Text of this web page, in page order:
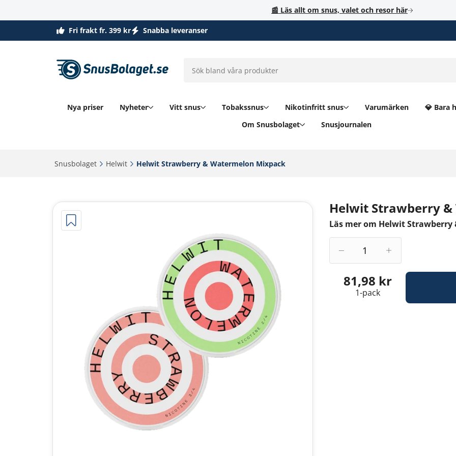
📰 Läs allt om snus, valet och resor här
Fri frakt fr. 399 kr Snabba leveranser
Nya priser Nyheter Vitt snus Tobakssnus Nikotinfritt snus Varumärken
💎 Bara
Om Snusbolaget
Snusjournalen
Snusbolaget‎ Helwit‎ Helwit Strawberry & Watermelon Mixpack‎
Helwit Strawberry
Läs mer om Helwit
81,98 kr
1-pack